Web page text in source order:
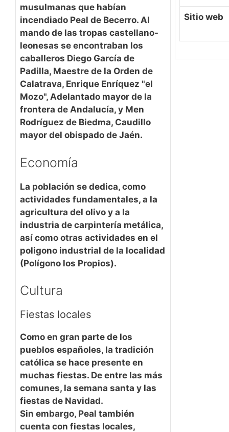
musulmanas que habían
incendiado Peal de Becerro. Al
mando de las tropas castellano-
leonesas se encontraban los
caballeros Diego García de
Padilla, Maestre de la Orden de
Calatrava, Enrique Enríquez "el
Mozo", Adelantado mayor de la
frontera de Andalucía, y Men
Rodríguez de Biedma, Caudillo
mayor del obispado de Jaén.
Economía
La población se dedica, como
actividades fundamentales, a la
agricultura del olivo y a la
industria de carpintería metálica,
así como otras actividades en el
poligono industrial de la localidad
(Polígono los Propios).
Cultura
Fiestas locales
Como en gran parte de los
pueblos españoles, la tradición
católica se hace presente en
muchas fiestas. De entre las más
comunes, la semana santa y las
fiestas de Navidad.
Sin embargo, Peal también
cuenta con fiestas locales,
Sitio web